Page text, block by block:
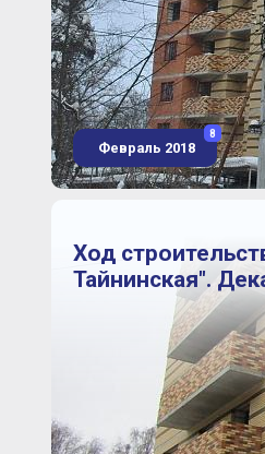
Февраль 2018
8
Ход
Тайнинская".